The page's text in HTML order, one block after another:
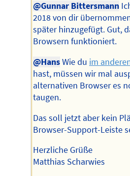
@Gunnar Bittersmann
2018 von dir
später hinzugefügt. Gut,
Browsern funktioniert.
@HansWie du im
hast, müssen wir mal
alternativen Browser es
taugen.
Das soll jetzt aber kein
Browser-Support-Leiste
Herzliche Grüße
Matthias Scharwies